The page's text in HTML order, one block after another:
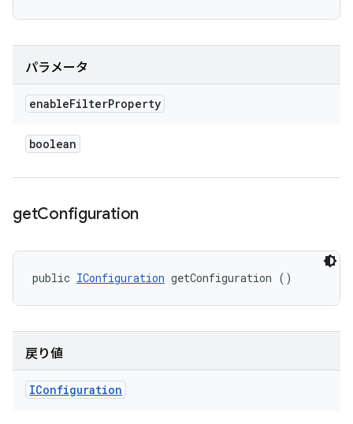
パラメータ
enableFilterProperty
boolean
getConfiguration
public IConfiguration getConfiguration ()
戻り値
IConfiguration